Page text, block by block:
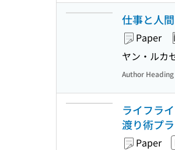
仕事と人
Paper
ヤン・ルカ
Author Heading
ライフラ
渡り術プ
Paper